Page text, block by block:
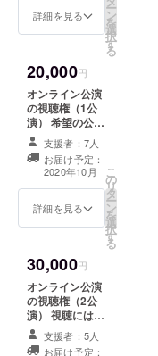
のせて感謝の気
詳細を見る ー
ン
を
選
択
す
る
20,000円
オンライン公演
の視聴権（1公
演） 希望の公演
日を選択してく
ださい。 視聴に
は個人情報が必
要です。別途必
要な個人情報を
頂くため、メー
レスをご入力く
ださい。
支援者：7人
お届け予定：
2020年10月
詳細を見る
こ
の
リ
タ
ー
ン
を
選
択
す
る
30,000円
オンライン公演
の視聴権（2公
演） 視聴には個
人情報が必要で
す。別途必要な
支援者：5人
お届け予定：